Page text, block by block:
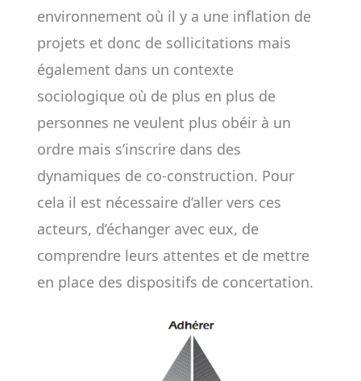
environnement où il y a une inflation de
projets et donc de sollicitations mais
également dans un contexte
sociologique où de plus en plus de
personnes ne veulent plus obéir à un
ordre mais s’inscrire dans des
dynamiques de co-construction. Pour
cela il est nécessaire d’aller vers ces
acteurs, d’échanger avec eux, de
comprendre leurs attentes et de mettre
en place des dispositifs de concertation.